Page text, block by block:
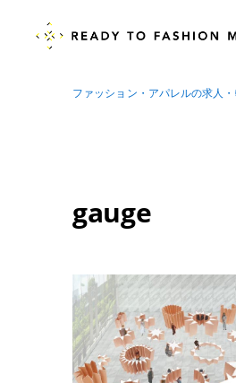
ファッション・アパレルの求人
gauge